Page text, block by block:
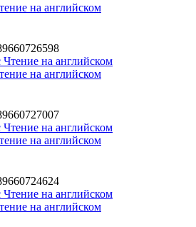
на английском
на английском
на английском
на английском